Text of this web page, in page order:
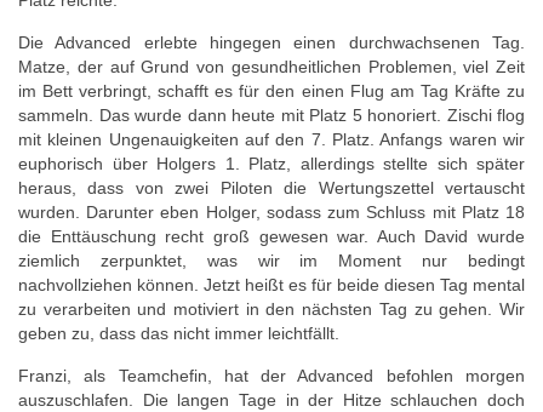
Die Advanced erlebte hingegen einen durchwachsenen Tag.
Matze, der auf Grund von gesundheitlichen Problemen, viel Zeit
im Bett verbringt, schafft es für den einen Flug am Tag Kräfte zu
sammeln. Das wurde dann heute mit Platz 5 honoriert. Zischi flog
mit kleinen Ungenauigkeiten auf den 7. Platz. Anfangs waren wir
euphorisch über Holgers 1. Platz, allerdings stellte sich später
heraus, dass von zwei Piloten die Wertungszettel vertauscht
wurden. Darunter eben Holger, sodass zum Schluss mit Platz 18
die Enttäuschung recht groß gewesen war. Auch David wurde
ziemlich zerpunktet, was wir im Moment nur bedingt
nachvollziehen können. Jetzt heißt es für beide diesen Tag mental
zu verarbeiten und motiviert in den nächsten Tag zu gehen. Wir
geben zu, dass das nicht immer leichtfällt.
Franzi, als Teamchefin, hat der Advanced befohlen morgen
auszuschlafen. Die langen Tage in der Hitze schlauchen doch